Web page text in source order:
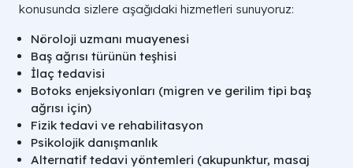
konusunda sizlere aşağıdaki hizmetleri sunuyoruz:
Nöroloji uzmanı muayenesi
Baş ağrısı türünün teşhisi
İlaç tedavisi
Botoks enjeksiyonları (migren ve gerilim tipi baş
ağrısı için)
Fizik tedavi ve rehabilitasyon
Psikolojik danışmanlık
Alternatif tedavi yöntemleri (akupunktur, masaj